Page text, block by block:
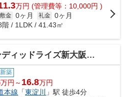
万円 (管理費等：10,000円 )
敷金 0ヶ月 礼金 0ヶ月
階 / 1LDK / 41.43㎡
ィッドライズ新大阪ノース
新築
万円～ 16.8万円
本線 「東淀川
」駅 徒歩4分